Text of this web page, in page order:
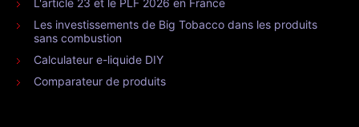
Les investissements de Big Tobacco dans les produits
sans combustion
Calculateur e-liquide DIY
Comparateur de produits